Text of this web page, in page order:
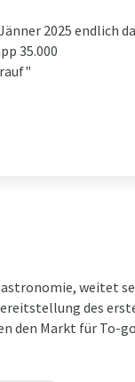
2025 endlich
35.000
weitet
des
den Markt für To-